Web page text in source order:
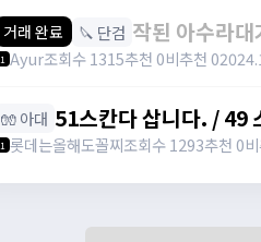
거래 완료 🔪 단검 작된 아수라
1 Ayur조회수 1315추천 0비추천 0
🧤 아대 51스
1 롯데는올해도꼴찌조회수 1293추천 0